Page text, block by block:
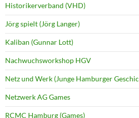
Historikerverband (VHD)
Jörg spielt (Jörg Langer)
Kaliban (Gunnar Lott)
Nachwuchsworkshop HGV
Netz und Werk (Junge Hamburger
Netzwerk AG Games
RCMC Hamburg (Games)